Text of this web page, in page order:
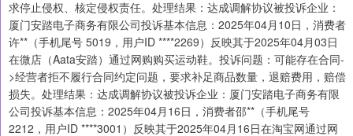
求停止侵权、核定侵权责任。处理结果：达成调解协议被投诉企业：
厦门安踏电子商务有限公司投诉基本信息：2025年04月10日，消费者
许**（手机尾号 5019，用户ID ****2269）反映其于2025年04月03日
在微店（Aata安踏）通过网购购买运动鞋。投诉问题：可能存在合同-
>经营者拒不履行合同约定问题，要求补足商品数量，退赔费用，赔偿
损失。处理结果：达成调解协议被投诉企业：厦门安踏电子商务有限
公司投诉基本信息：2025年04月16日，消费者邵**（手机尾号
2212，用户ID ****3001）反映其于2025年04月16日在淘宝网通过网